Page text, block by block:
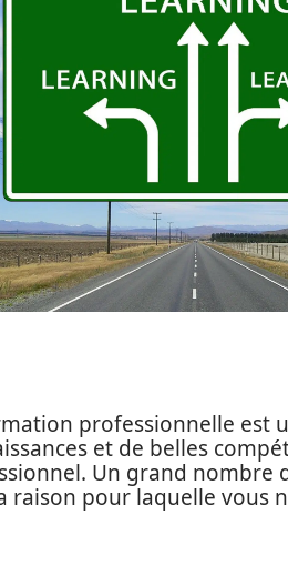
professionnelle est
et de belles
Un grand nombre
raison pour laquelle vous